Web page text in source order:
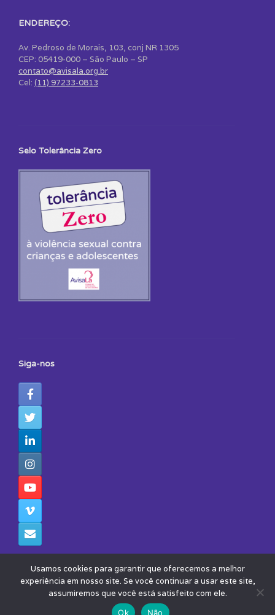
ENDEREÇO:
Av. Pedroso de Morais, 103, conj NR 1305
CEP: 05419-000 – São Paulo – SP
contato@avisala.org.br
Cel: (11) 97233-0813
Selo Tolerância Zero
Siga-nos
© 2026 - Todos os Direitos Reservados - Instituto Avisa Lá
Theme by
SiteOrigin
Usamos cookies para garantir que oferecemos a melhor
experiência em nosso site. Se você continuar a usar este site,
assumiremos que você está satisfeito com ele.
Ok Não